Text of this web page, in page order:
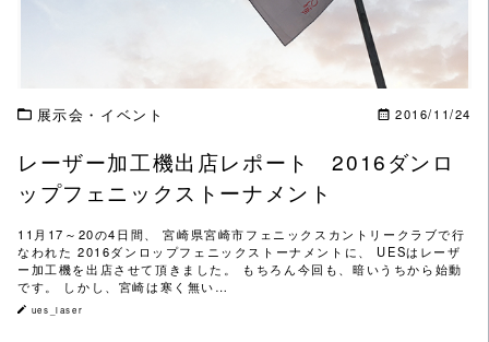
展示会・イベント 2016/11/24
レーザー加工機出店レポート 2016ダンロ
ップフェニックストーナメント
11月17～20の4日間、 宮崎県宮崎市フェニックスカントリークラブで行
なわれた 2016ダンロップフェニックストーナメントに、 UESはレーザ
ー加工機を出店させて頂きました。 もちろん今回も、暗いうちから始動
です。 しかし、宮崎は寒く無い…
ues_laser